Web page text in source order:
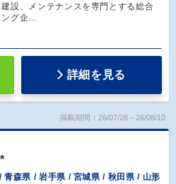
設、メンテナンスを専門とする総合
グ企…
詳細を見る
掲載期間：26/07/28～26/08/10
青森県 / 岩手県 / 宮城県 / 秋田県 / 山形